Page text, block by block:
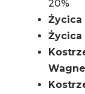
20%
Życica
Życica